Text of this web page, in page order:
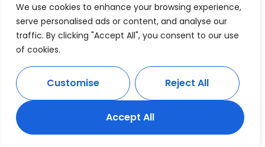
We use cookies to enhance your browsing experience,
serve personalised ads or content, and analyse our
traffic. By clicking "Accept All", you consent to our use
of cookies.
Customise Reject All
Accept All